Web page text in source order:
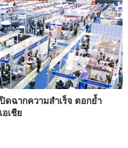
ฉากความสำเร็จ ตอกย้ำ
เชีย